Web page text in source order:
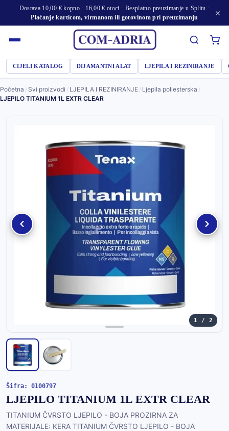
Dostava 10,00 € kopno · 16,00 € otoci · Besplatno preuzimanje u Splitu ·
Plaćanje karticom, virmanom ili gotovinom pri preuzimanju
×
CIJELI KATALOG DIJAMANTNI ALAT LJEPILA I REZINIRANJE
Početna / Svi proizvodi / LJEPILA I REZINIRANJE / Ljepila poliesterska /
LJEPILO TITANIUM 1L EXTR CLEAR
1 / 2
Šifra: 0100797
LJEPILO TITANIUM 1L EXTR CLEAR
TITANIUM ČVRSTO LJEPILO - BOJA PROZIRNA ZA
MATERIJALE: KERA TITANIUM ČVRSTO LJEPILO - BOJA